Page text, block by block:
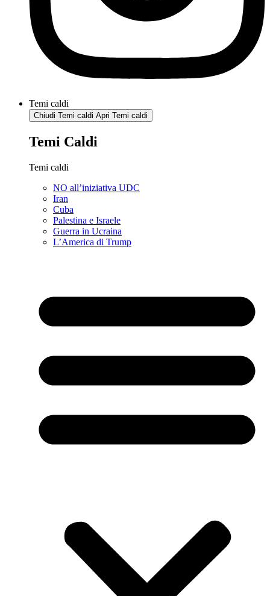
Temi caldi
Chiudi Temi caldi Apri Temi caldi
Temi Caldi
Temi caldi
NO all’iniziativa UDC
Iran
Cuba
Palestina e Israele
Guerra in Ucraina
L’America di Trump